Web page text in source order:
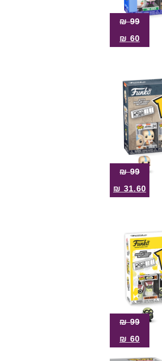
99
₪
60
₪
99
₪
31.60
₪
99
₪
60
₪